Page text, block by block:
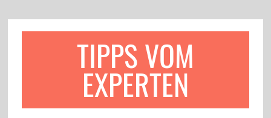
TIPPS VOM
EXPERTEN